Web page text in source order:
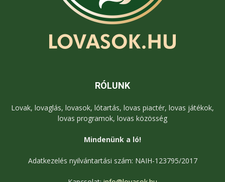
RÓLUNK
Lovak, lovaglás, lovasok, lótartás, lovas piactér, lovas játékok,
lovas programok, lovas közösség
Mindenünk a ló!
Adatkezelés nyilvántartási szám: NAIH-123795/2017